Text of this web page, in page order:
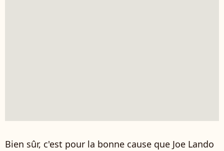
Bien sûr, c'est pour la bonne cause que Joe Lando